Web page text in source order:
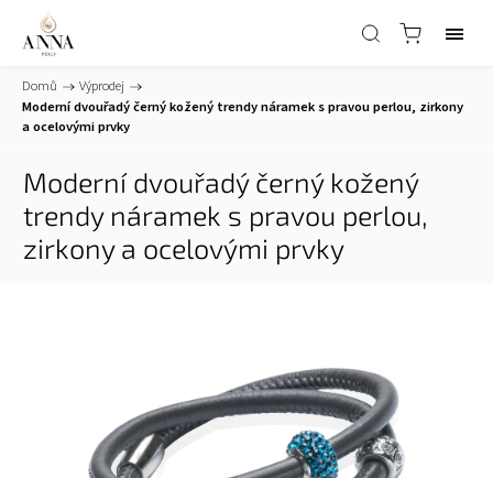
Domů / Výprodej /
Moderní dvouřadý černý kožený trendy náramek s pravou perlou, zirkony
a ocelovými prvky
Moderní dvouřadý černý kožený
trendy náramek s pravou perlou,
zirkony a ocelovými prvky